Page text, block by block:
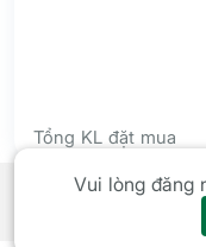
Tổng KL đặt mua
Tín hiệu kỹ
Vui lòng đăng